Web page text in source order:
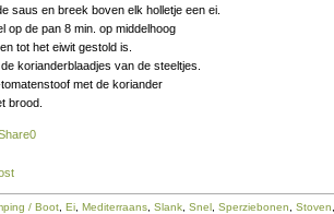
saus en breek boven elk holletje een ei.
op de pan 8 min. op middelhoog
tot het eiwit gestold is.
korianderblaadjes van de steeltjes.
met de koriander
brood.
0
/ Boot Ei Mediterraans Slank Snel Sperziebonen Stoven